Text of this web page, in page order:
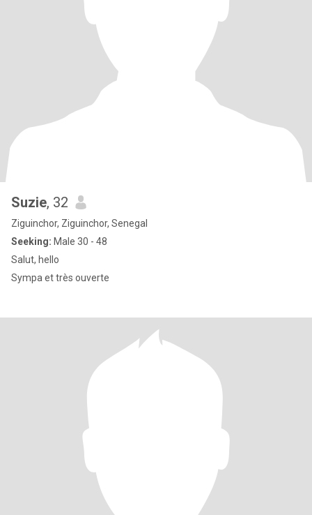
Suzie, 32
Ziguinchor, Ziguinchor, Senegal
Seeking: Male 30 - 48
Salut, hello
Sympa et très ouverte